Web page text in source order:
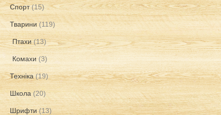
Спорт (15)
Тварини (119)
Птахи (13)
Комахи (3)
Техніка (19)
Школа (20)
Шрифти (13)